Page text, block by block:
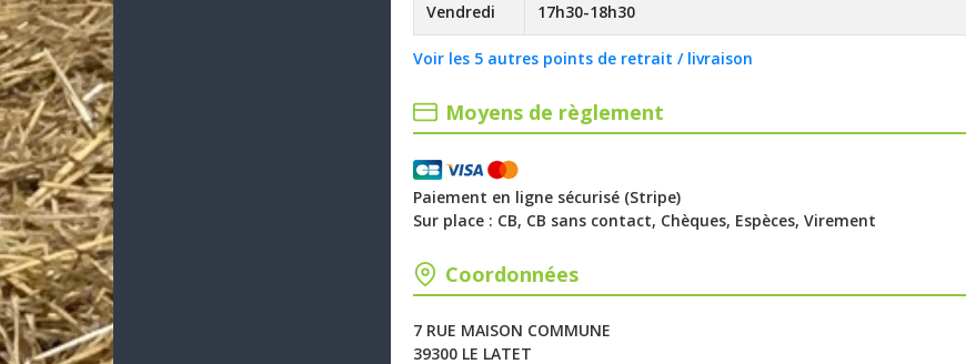
Vendredi
17h30-18h30
Voir les 5 autres points de retrait / livraison
Moyens de règlement
Paiement en ligne sécurisé (Stripe)
Sur place : CB, CB sans contact, Chèques, Espèces, Virement
Coordonnées
7 RUE MAISON COMMUNE
39300 LE LATET